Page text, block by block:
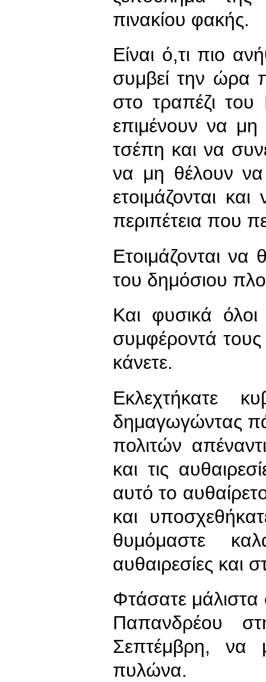
πινακίου φακής.
Είναι ό,τι πιο
συμβεί την ώρα
στο τραπέζι
επιμένουν να
τσέπη και να
να μη θέλουν
ετοιμάζονται
περιπέτεια που
Ετοιμάζονται
του δημόσιου
Και φυσικά
συμφέροντά τους
κάνετε.
Εκλεχτήκατε
δημαγωγώντας
πολιτών
και τις
αυτό το
και
θυμόμαστε
αυθαιρεσίες και
Φτάσατε μάλιστα
Παπανδρέου
Σεπτέμβρη, να
πυλώνα.